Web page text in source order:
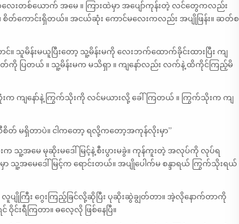
ေးတစ်ယောက် အမေ ။ ကြားထဲမှာ အပျော်ကုန်းတဲ့ လင်တွေကလည်း
ောင်းရှိတယ်။ အငယ်ဆုံး ကောင်မလေးကလည်း အပျိုဖြန်း။ ဆတ်စ
သူမိန်းမယူပြီးတော့ သူ့မိန်းမကို လေးဘက်ထောက်ခိုင်းထားပြီး ကျ
တ်ကို ပြတယ် ။ သူ့မိန်းမက မသိရှာ ။ ကျနော်လည်း လက်နဲ့ ထိကိုင်ကြည့်မိ
က ကျနော်နဲ့ ကြွက်သိုးကို လင်မယားလို့ ခေါ်ကြတယ် ။ ကြွက်သိုးက ကျ
စိတ် မရှိတာပဲ။ ငါကတော့ ရလို့ကတော့အကုန်လိုးမှာ”
သူ့အမေ မုဆိုးမဒေါ်မြင့်နဲ့ စီးပွားမခွဲ။ ကုန်ကူးတဲ့ အလုပ်ကို လုပ်ရ
ာ သူ့အမေဒေါ်မြင့်က ရောင်းတယ်။ အပျိုပေါက်မ စန္ဒာရယ် ကြွက်သိုးရယ်
ျိုကြီး ဂွေးကြည့်ခြင်လို့ဆိုပြီး ပုဆိုးဆွဲချွတ်တာ။ အဲ့လိုနောက်တာကို
င်းရီကြတာ။ ဓလေ့လို ဖြစ်နေပြီ။